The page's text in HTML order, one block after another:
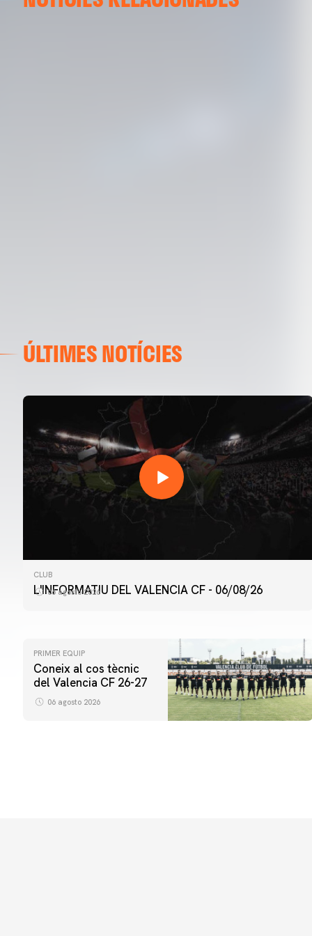
ÚLTIMES NOTÍCIES
CLUB
L'INFORMATIU DEL VALENCIA CF - 06/08/26
06 agosto 2026
PRIMER EQUIP
Coneix al cos tècnic
del Valencia CF 26-27
06 agosto 2026